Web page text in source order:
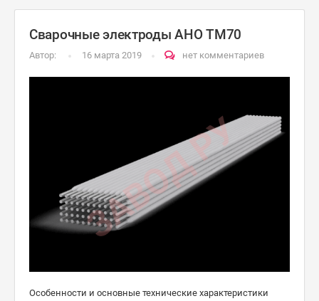
Сварочные электроды АНО ТМ70
Автор: 16 марта 2019 нет комментариев
Особенности и основные технические характеристики